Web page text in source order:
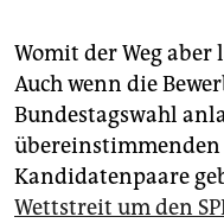
Womit der Weg
Auch wenn die
Bundestagswahl
Kandidatenpaare
Wettstreit um den